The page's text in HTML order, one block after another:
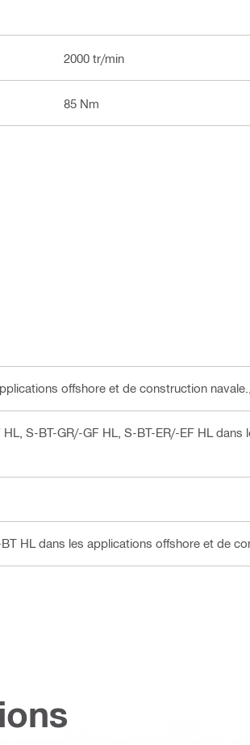
2000 tr/min
85 Nm
offshore et de construction navale.
S-BT-GR/-GF HL, S-BT-ER/-EF HL
HL dans les applications offshore et de